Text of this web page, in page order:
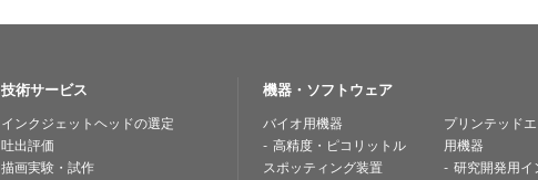
技術サービス
インクジェットヘッドの選定
吐出評価
描画実験・試作
機器・ソフトウェア
バイオ用機器
高精度・ピコリットル
スポッティング装置
プリンテッド
用機器
研究開発用イ